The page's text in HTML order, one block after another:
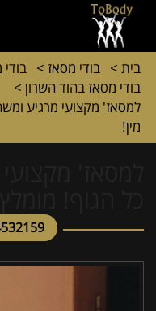
בית > בודי מסאז >
בודי מסאז בהוד השרון >
למסאז' מקצועי מרגיע
מין!